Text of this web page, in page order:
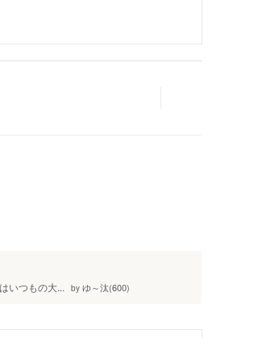
いつもの大... by ゆ～汰(600)